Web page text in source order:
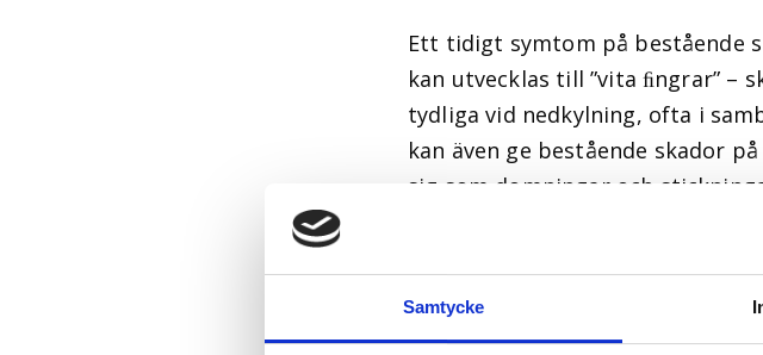
Samtycke
Ett tidigt symtom på bestående
kan utvecklas till ”vita ﬁngrar” –
tydliga vid nedkylning, ofta i
kan även ge bestående skador
sig som domningar och